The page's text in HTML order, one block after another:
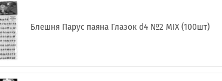
Блешня Парус паяна Глазок d4 №2 MIX (100шт)